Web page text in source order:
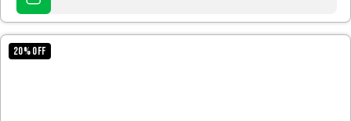
CARRITO
20%OFF